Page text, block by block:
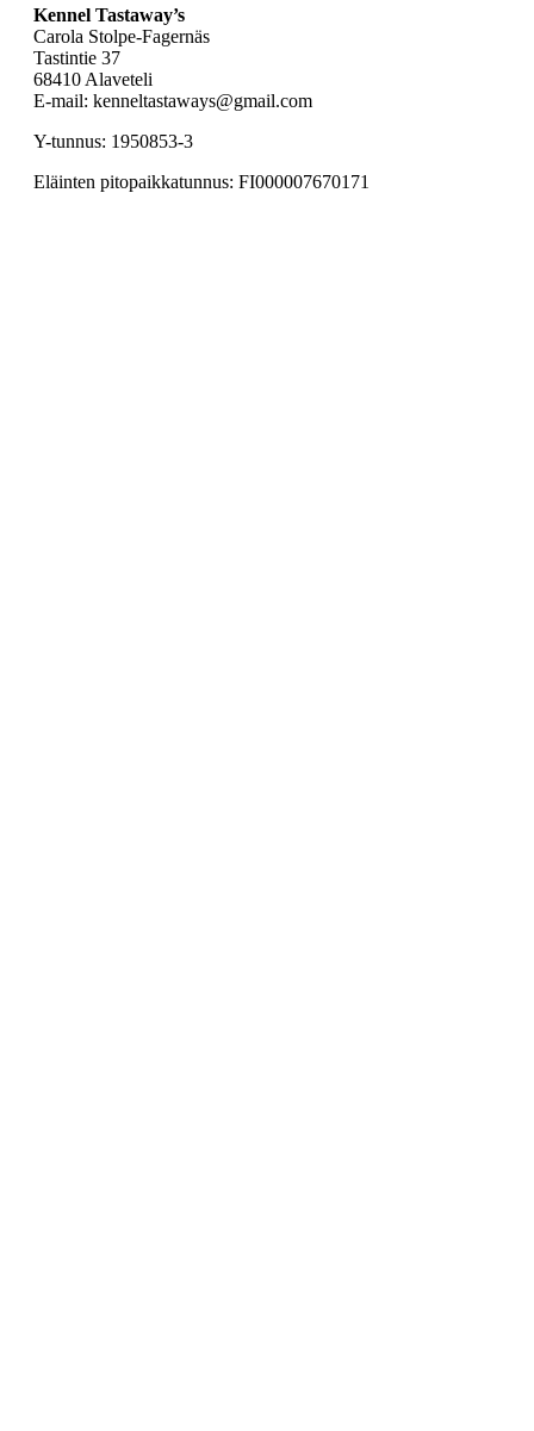
Kennel Tastaway’s
Carola Stolpe-Fagernäs
Tastintie 37
68410 Alaveteli
E-mail: kenneltastaways@gmail.com
Y-tunnus: 1950853-3
Eläinten pitopaikkatunnus: FI000007670171